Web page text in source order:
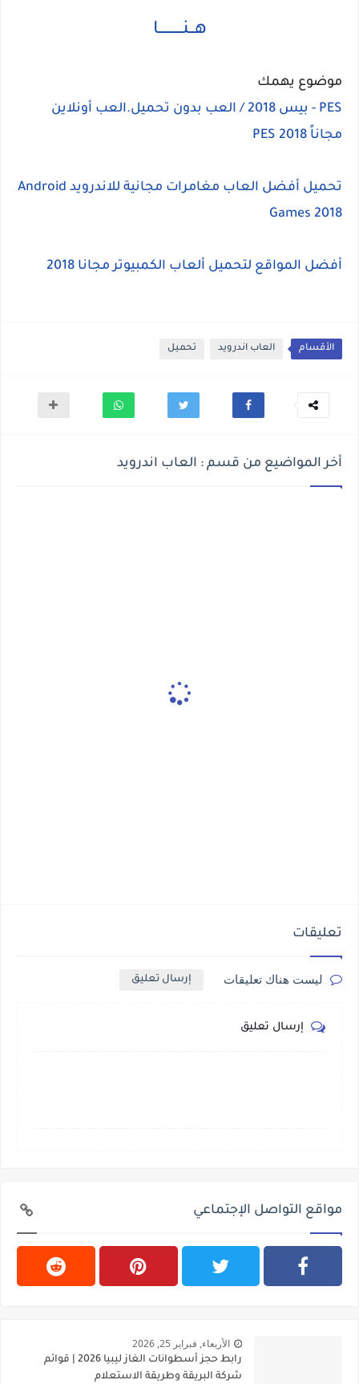
هــنــــــــــا
موضوع يهمك
PES - بيس 2018 / العب بدون تحميل.العب أونلاين
مجاناً PES 2018
تحميل أفضل العاب مغامرات مجانية للاندرويد Android
Games 2018
أفضل المواقع لتحميل ألعاب الكمبيوتر مجانا 2018
الأقسام العاب اندرويد تحميل
أخر المواضيع من قسم : العاب اندرويد
تعليقات
ليست هناك تعليقات إرسال تعليق
إرسال تعليق
مواقع التواصل الإجتماعي
الأربعاء, فبراير 25, 2026
رابط حجز أسطوانات الغاز ليبيا 2026 | قوائم
شركة البريقة وطريقة الاستعلام